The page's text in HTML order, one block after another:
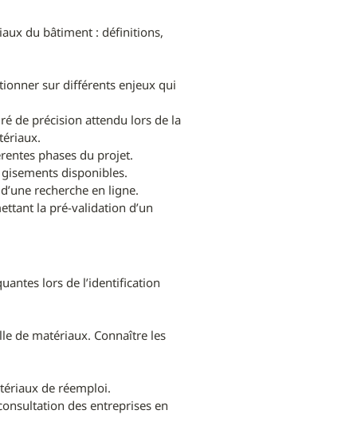
du bâtiment : définitions,
sur différents enjeux qui
de précision attendu lors de la
phases du projet.
disponibles.
recherche en ligne.
la pré-validation d’un
lors de l’identification
de matériaux. Connaître les
de réemploi.
des entreprises en